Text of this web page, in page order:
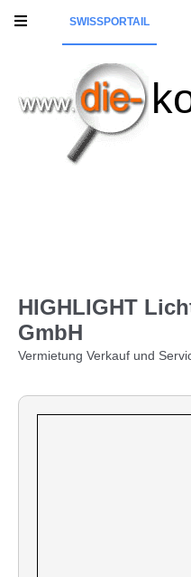
SWISSPORTAIL
HIGHLIGHT
GmbH
Vermietung Verkauf und